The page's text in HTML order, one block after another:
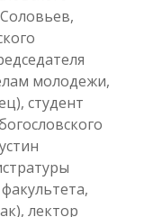
молодежи,
студент
лектор